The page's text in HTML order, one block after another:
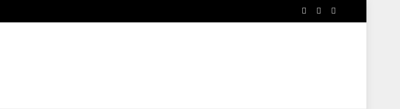
Facebook
X
Instagram